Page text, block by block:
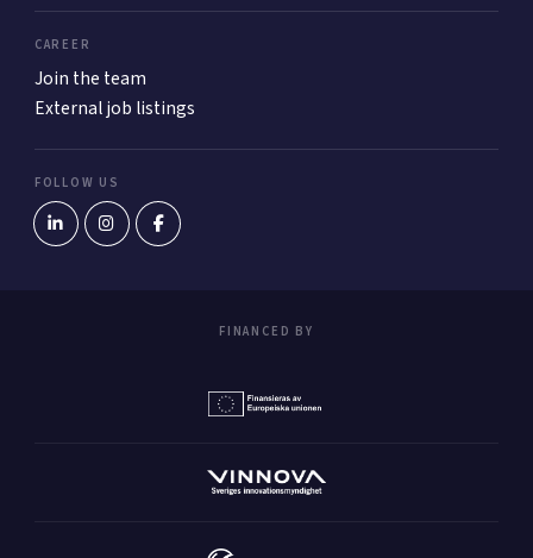
CAREER
Join the team
External job listings
FOLLOW US
FINANCED BY